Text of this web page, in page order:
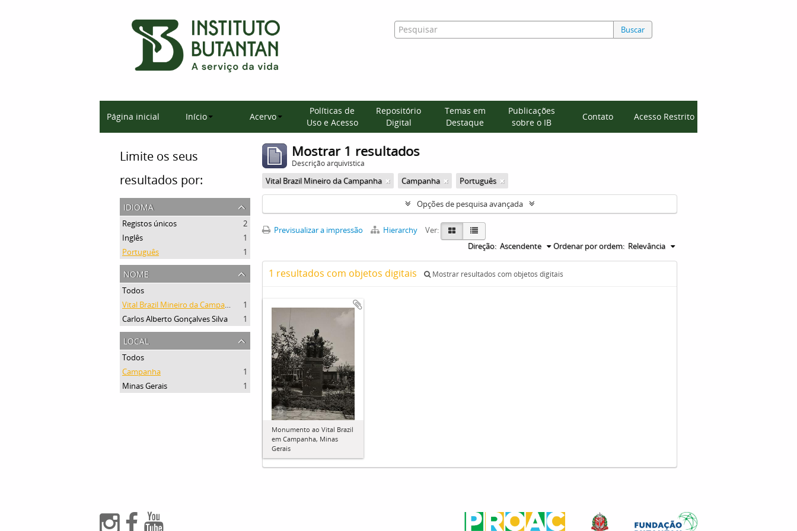
Buscar
Página inicial Início Acervo
Políticas de
Uso e Acesso
Repositório
Digital
Temas em
Destaque
Publicações
sobre o IB
Contato Acesso Restrito
Limite os seus
resultados por:
idioma
Registos únicos
2
Inglês
1
Português
1
nome
Todos
Vital Brazil Mineiro da Campanha
1
Carlos Alberto Gonçalves Silva
1
local
Todos
Campanha
1
Minas Gerais
1
Mostrar 1 resultados
Descrição arquivística
Vital Brazil Mineiro da Campanha Campanha Português
Opções de pesquisa avançada
Previsualizar a impressão Hierarchy
Ver:
Ordenar por ordem: Relevância
Direção: Ascendente
1 resultados com objetos digitais Mostrar resultados com objetos digitais
Monumento ao Vital Brazil
em Campanha, Minas
Gerais